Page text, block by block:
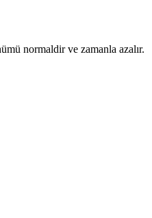
normaldir ve zamanla azalır.